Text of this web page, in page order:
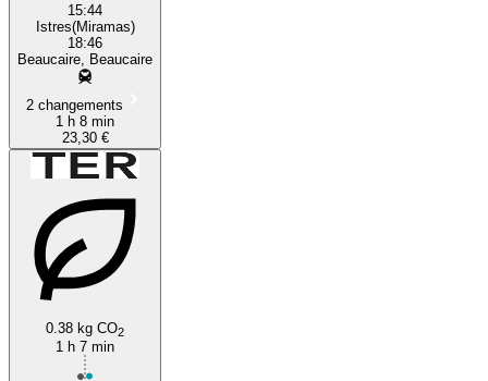
15:44
Istres(Miramas)
18:46
Beaucaire, Beaucaire
2 changements
1 h 8 min
23,30 €
0.38 kg CO2
1 h 7 min